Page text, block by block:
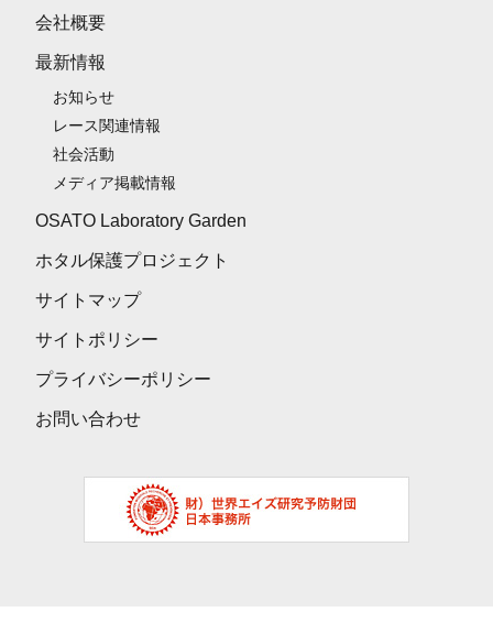
会社概要
最新情報
お知らせ
レース関連情報
社会活動
メディア掲載情報
OSATO Laboratory Garden
ホタル保護プロジェクト
サイトマップ
サイトポリシー
プライバシーポリシー
お問い合わせ